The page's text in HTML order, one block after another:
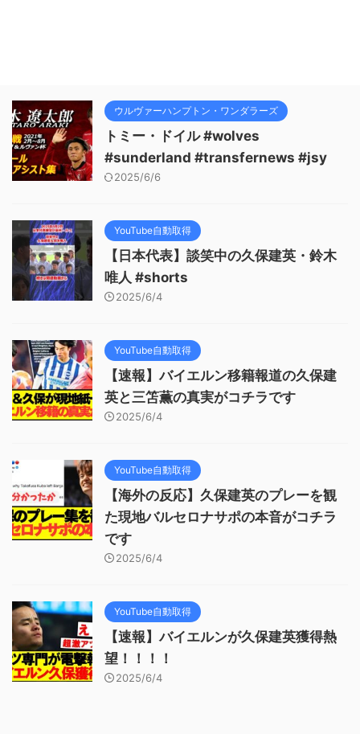
ウルヴァーハンプトン・ワンダラーズ
トミー・ドイル #wolves
#sunderland #transfernews #jsy
2025/6/6
YouTube自動取得
【日本代表】談笑中の久保建英・鈴木
唯人 #shorts
2025/6/4
YouTube自動取得
【速報】バイエルン移籍報道の久保建
英と三笘薫の真実がコチラです
2025/6/4
YouTube自動取得
【海外の反応】久保建英のプレーを観
た現地バルセロナサポの本音がコチラ
です
2025/6/4
YouTube自動取得
【速報】バイエルンが久保建英獲得熱
望！！！！
2025/6/4